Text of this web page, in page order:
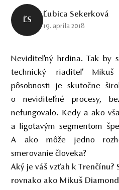
ĽS
Ľubica Sekerková
19. apríla 2018
Neviditeľný hrdina. Tak by
technický riaditeľ
pôsobnosti je skutočne
o neviditeľné procesy,
nefungovalo. Kedy a ako
a ligotavým segmentom
A ako môže jedno
smerovanie človeka?
Aký je váš vzťah k
rovnako ako Mikuš